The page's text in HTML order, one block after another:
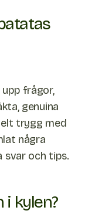
frågor,
genuina
trygg med
några
svar och tips.
i kylen?